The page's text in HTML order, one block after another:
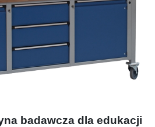
badawcza dla edukacji